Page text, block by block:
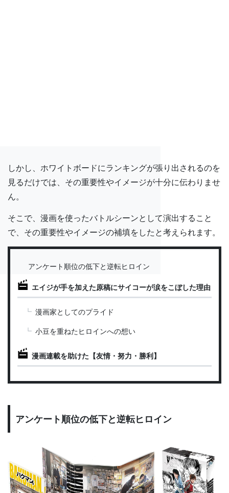
しかし、ホワイトボードにランキングが張り出されるのを
見るだけでは、その重要性やイメージが十分に伝わりませ
ん。
そこで、漫画を使ったバトルシーンとして演出すること
で、その重要性やイメージの補填をしたと考えられます。
アンケート順位の低下と逆転ヒロイン
エイジが手を加えた原稿にサイコーが涙をこぼした理由
漫画家としてのプライド
小豆を重ねたヒロインへの想い
漫画連載を助けた【友情・努力・勝利】
アンケート順位の低下と逆転ヒロイン